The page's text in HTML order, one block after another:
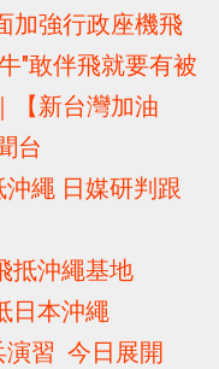
加強行政座機飛
"敢伴飛就要有被
【新台灣加油
台
繩 日媒研判跟
抵沖繩基地
日本沖繩
演習 今日展開